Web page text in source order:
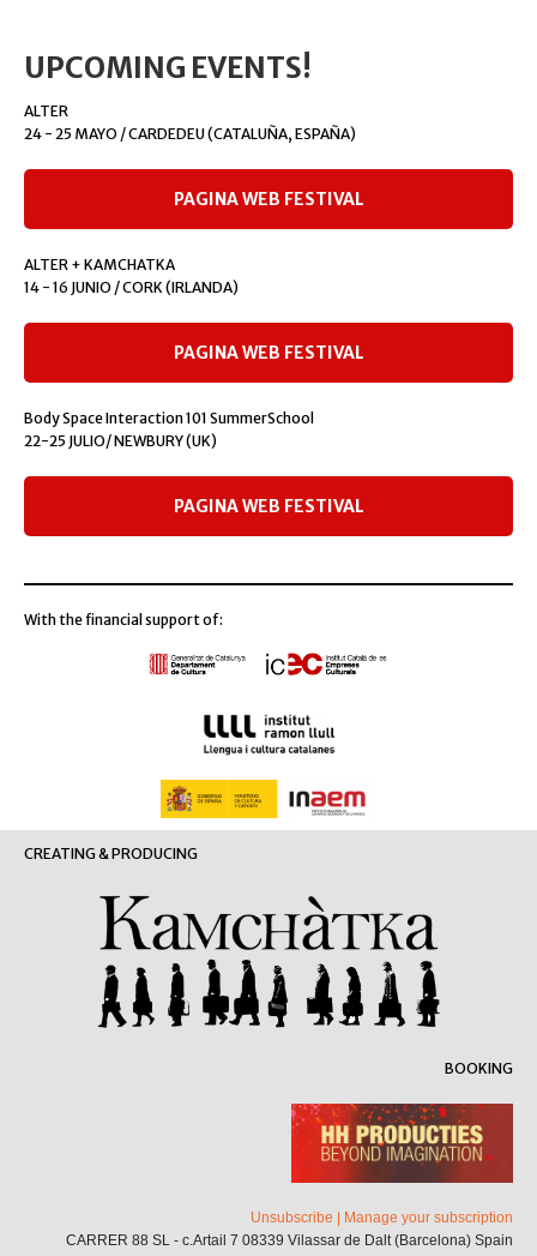
UPCOMING EVENTS!
ALTER
24 - 25 MAYO / CARDEDEU (CATALUÑA, ESPAÑA)
PAGINA WEB FESTIVAL
ALTER + KAMCHATKA
14 - 16 JUNIO / CORK (IRLANDA)
PAGINA WEB FESTIVAL
Body Space Interaction 101 SummerSchool
22-25 JULIO/ NEWBURY (UK)
PAGINA WEB FESTIVAL
With the financial support of:
CREATING & PRODUCING
BOOKING
Unsubscribe
Manage your subscription
CARRER 88 SL - c.Artail 7 08339 Vilassar de Dalt (Barcelona) Spain